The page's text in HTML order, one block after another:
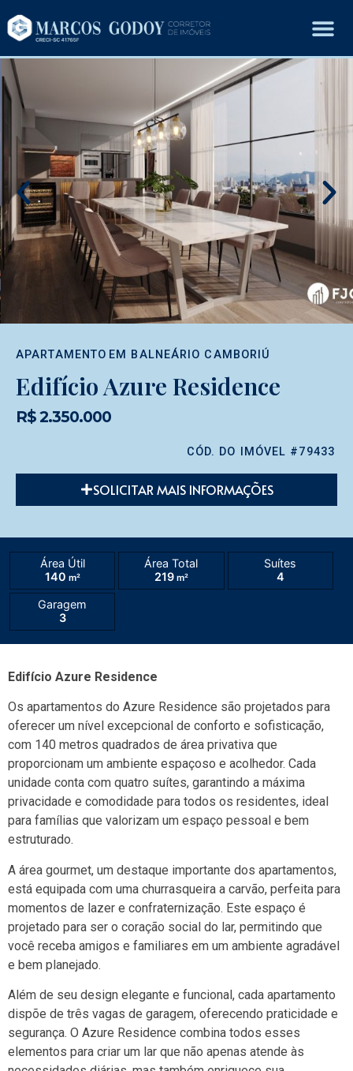
APARTAMENTO EM BALNEÁRIO CAMBORIÚ
Edifício Azure Residence
R$ 2.350.000
CÓD. DO IMÓVEL #79433
SOLICITAR MAIS INFORMAÇÕES
Área Útil
140 m²
Área Total
219m²
Suítes
4
Garagem
3
Edifício Azure Residence
Os apartamentos do Azure Residence são projetados para
oferecer um nível excepcional de conforto e sofisticação,
com 140 metros quadrados de área privativa que
proporcionam um ambiente espaçoso e acolhedor. Cada
unidade conta com quatro suítes, garantindo a máxima
privacidade e comodidade para todos os residentes, ideal
para famílias que valorizam um espaço pessoal e bem
estruturado.
A área gourmet, um destaque importante dos apartamentos,
está equipada com uma churrasqueira a carvão, perfeita para
momentos de lazer e confraternização. Este espaço é
projetado para ser o coração social do lar, permitindo que
você receba amigos e familiares em um ambiente agradável
e bem planejado.
Além de seu design elegante e funcional, cada apartamento
dispõe de três vagas de garagem, oferecendo praticidade e
segurança. O Azure Residence combina todos esses
elementos para criar um lar que não apenas atende às